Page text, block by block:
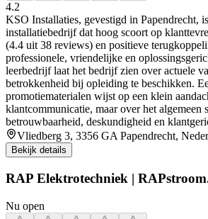
4.2
KSO Installaties, gevestigd in Papendrecht,
installatiebedrijf dat hoog scoort op
(4.4 uit 38 reviews) en positieve
professionele, vriendelijke en
leerbedrijf laat het bedrijf zien over actuele
betrokkenheid bij opleiding te beschikken.
promotiematerialen wijst op een klein
klantcommunicatie, maar over het algemeen
betrouwbaarheid, deskundigheid en
Vliedberg 3, 3356 GA Papendrecht,
Bekijk details
RAP Elektrotechniek |
Nu open